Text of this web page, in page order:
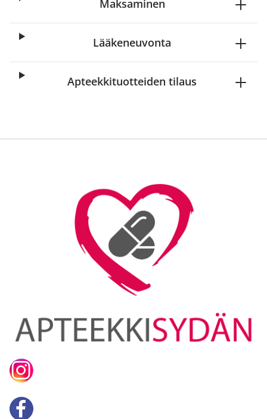
Maksaminen
Lääkeneuvonta
Apteekkituotteiden tilaus